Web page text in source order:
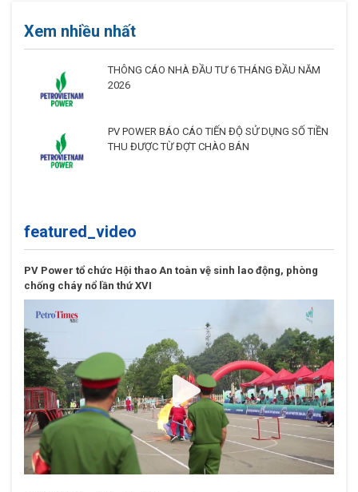
Xem nhiều nhất
THÔNG CÁO NHÀ ĐẦU TƯ 6 THÁNG ĐẦU NĂM
2026
PV POWER BÁO CÁO TIẾN ĐỘ SỬ DỤNG SỐ TIỀN
THU ĐƯỢC TỪ ĐỢT CHÀO BÁN
featured_video
PV Power tổ chức Hội thao An toàn vệ sinh lao động, phòng
chống cháy nổ lần thứ XVI